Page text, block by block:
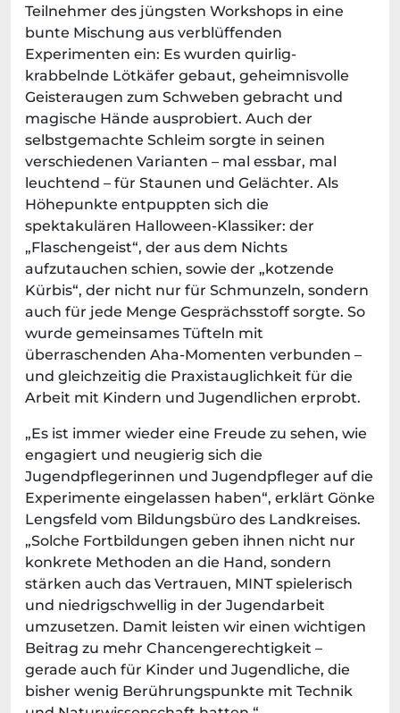
Teilnehmer des jüngsten Workshops in eine
bunte Mischung aus verblüffenden
Experimenten ein: Es wurden quirlig-
krabbelnde Lötkäfer gebaut, geheimnisvolle
Geisteraugen zum Schweben gebracht und
magische Hände ausprobiert. Auch der
selbstgemachte Schleim sorgte in seinen
verschiedenen Varianten – mal essbar, mal
leuchtend – für Staunen und Gelächter. Als
Höhepunkte entpuppten sich die
spektakulären Halloween-Klassiker: der
„Flaschengeist“, der aus dem Nichts
aufzutauchen schien, sowie der „kotzende
Kürbis“, der nicht nur für Schmunzeln, sondern
auch für jede Menge Gesprächsstoff sorgte. So
wurde gemeinsames Tüfteln mit
überraschenden Aha-Momenten verbunden –
und gleichzeitig die Praxistauglichkeit für die
Arbeit mit Kindern und Jugendlichen erprobt.
„Es ist immer wieder eine Freude zu sehen, wie
engagiert und neugierig sich die
Jugendpflegerinnen und Jugendpfleger auf die
Experimente eingelassen haben“, erklärt Gönke
Lengsfeld vom Bildungsbüro des Landkreises.
„Solche Fortbildungen geben ihnen nicht nur
konkrete Methoden an die Hand, sondern
stärken auch das Vertrauen, MINT spielerisch
und niedrigschwellig in der Jugendarbeit
umzusetzen. Damit leisten wir einen wichtigen
Beitrag zu mehr Chancengerechtigkeit –
gerade auch für Kinder und Jugendliche, die
bisher wenig Berührungspunkte mit Technik